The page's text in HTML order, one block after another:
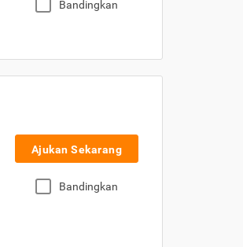
Bandingkan
Ajukan Sekarang
Bandingkan